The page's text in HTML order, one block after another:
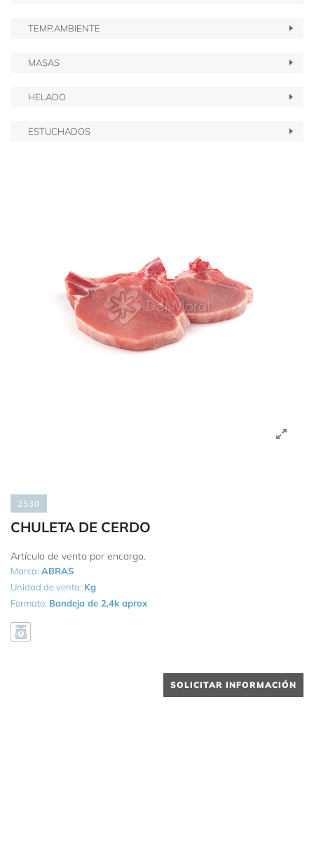
TEMP.AMBIENTE
MASAS
HELADO
ESTUCHADOS
2530
CHULETA DE CERDO
Artículo de venta por encargo.
Marca: ABRAS
Unidad de venta: Kg
Formato: Bandeja de 2,4k aprox
SOLICITAR INFORMACIÓN